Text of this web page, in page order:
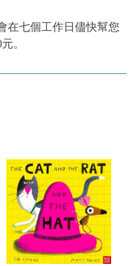
在七個工作日儘快幫您
。